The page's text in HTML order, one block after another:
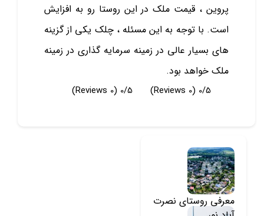
پروین ، قیمت ملک در این روستا رو به افزایش
است. با توجه به این مسئله ، چلک یکی از گزینه
های بسیار عالی در زمینه سرمایه گذاری در زمینه
ملک خواهد بود.
0/5
(0 Reviews)
0/5
(0 Reviews)
معرفی روستای نصرت